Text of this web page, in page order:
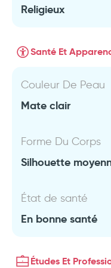
Religieux
Santé Et
Couleur De Peau
Mate clair
Forme Du Corps
Silhouette
État de santé
En bonne santé
Études Et